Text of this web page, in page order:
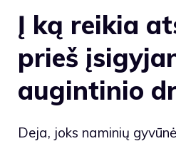
Į ką reikia
prieš
augintinio
Deja, joks naminių